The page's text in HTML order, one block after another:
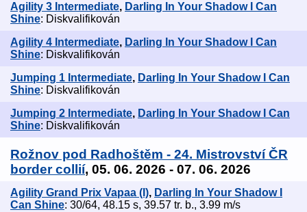
Agility 3 Intermediate, Darling In Your Shadow I Can
Shine: Diskvalifikován
Agility 4 Intermediate, Darling In Your Shadow I Can
Shine: Diskvalifikován
Jumping 1 Intermediate, Darling In Your Shadow I Can
Shine: Diskvalifikován
Jumping 2 Intermediate, Darling In Your Shadow I Can
Shine: Diskvalifikován
Rožnov pod Radhoštěm - 24. Mistrovství ČR
border collií, 05. 06. 2026 - 07. 06. 2026
Agility Grand Prix Vapaa (I), Darling In Your Shadow I
Can Shine: 30/64, 48.15 s, 39.57 tr. b., 3.99 m/s